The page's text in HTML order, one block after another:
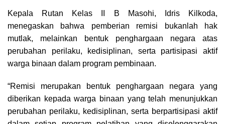
Kepala Rutan Kelas II B Masohi, Idris Kilkoda,
menegaskan bahwa pemberian remisi bukanlah hak
mutlak, melainkan bentuk penghargaan negara atas
perubahan perilaku, kedisiplinan, serta partisipasi aktif
warga binaan dalam program pembinaan.
“Remisi merupakan bentuk penghargaan negara yang
diberikan kepada warga binaan yang telah menunjukkan
perubahan perilaku, kedisiplinan, serta berpartisipasi aktif